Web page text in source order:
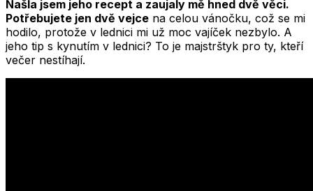
Našla jsem jeho recept a zaujaly mě hned dvě věci.
Potřebujete jen dvě vejce na celou vánočku, což se mi
hodilo, protože v lednici mi už moc vajíček nezbylo. A
jeho tip s kynutím v lednici? To je majstrštyk pro ty, kteří
večer nestíhají.